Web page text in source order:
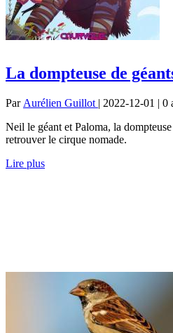
La dompteuse de
Par Aurélien Guillot | 2022-12-01 | 0
Neil le géant et Paloma, la
retrouver le cirque nomade.
Lire plus